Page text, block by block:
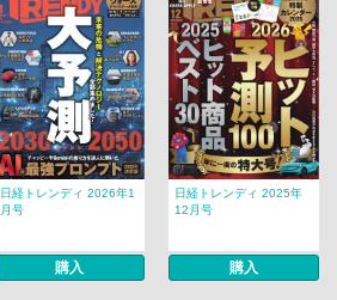
日経トレンディ 2026年1
月号
購入
日経トレンディ 2025年
12月号
購入